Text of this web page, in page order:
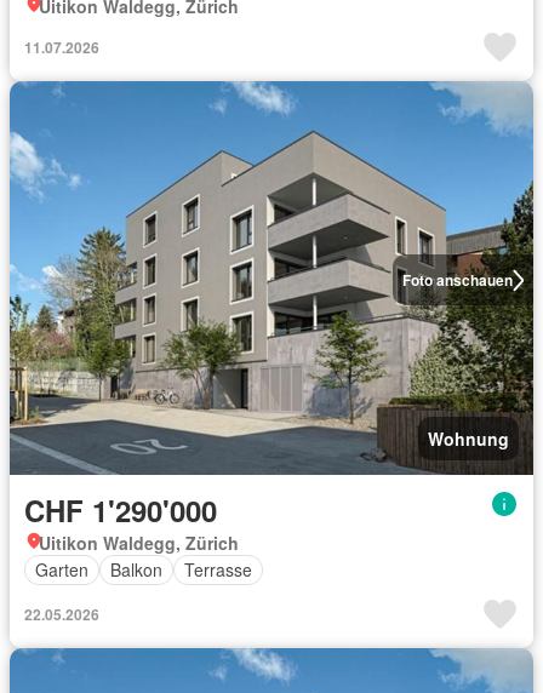
Uitikon Waldegg, Zürich
11.07.2026
Foto anschauen
Wohnung
CHF 1'290'000
Uitikon Waldegg, Zürich
Garten
Balkon Terrasse
22.05.2026